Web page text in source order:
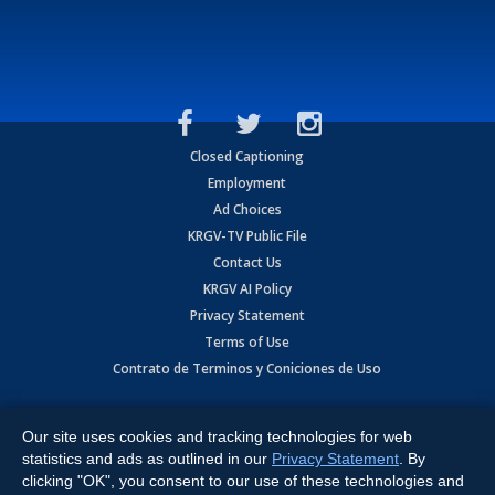
Closed Captioning
Employment
Ad Choices
KRGV-TV Public File
Contact Us
KRGV AI Policy
Privacy Statement
Terms of Use
Contrato de Terminos y Coniciones de Uso
Expressway, Weslaco, TX 78596.
All Rights Reserved. Powered by:Ruby Shore Software
Our site uses cookies and tracking technologies for web
statistics and ads as outlined in our Privacy Statement . By
clicking "OK", you consent to our use of these technologies and